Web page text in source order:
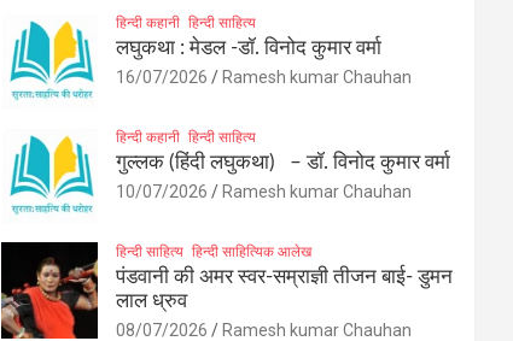
हिन्दी कहानी हिन्दी साहित्य
लघुकथा : मेडल -डॉ. विनोद कुमार वर्मा
16/07/2026 Ramesh kumar Chauhan
हिन्दी कहानी हिन्दी साहित्य
गुल्लक (हिंदी लघुकथा) – डॉ. विनोद कुमार वर्मा
10/07/2026 Ramesh kumar Chauhan
हिन्दी साहित्य हिन्दी साहित्यिक आलेख
पंडवानी की अमर स्वर-सम्राज्ञी तीजन बाई- डुमन
लाल ध्रुव
08/07/2026 Ramesh kumar Chauhan